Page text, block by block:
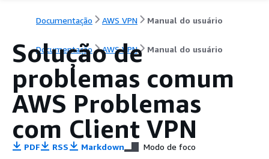
Documentação AWS VPN Manual do usuário
Documentação AWS VPN Manual do usuário
Solução de
problemas comum
AWS Problemas
com Client VPN
PDF RSS Markdown Modo de foco